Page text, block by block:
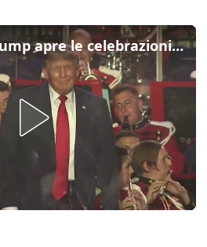
A Washington, Trump apre le celebrazioni per i 250 anni degli Usa